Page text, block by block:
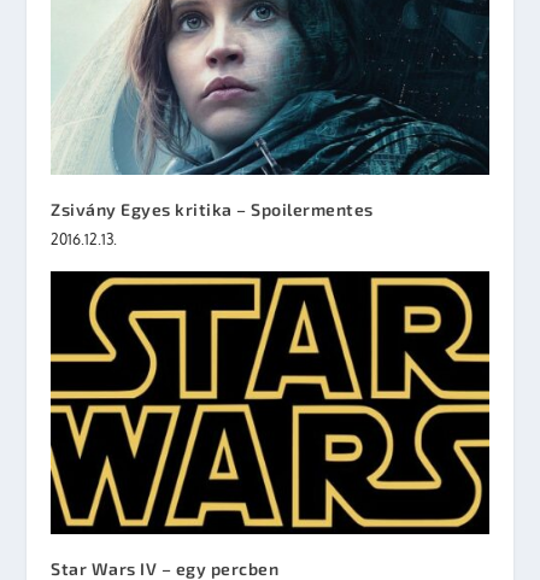
Zsivány Egyes kritika – Spoilermentes
2016.12.13.
Star Wars IV – egy percben